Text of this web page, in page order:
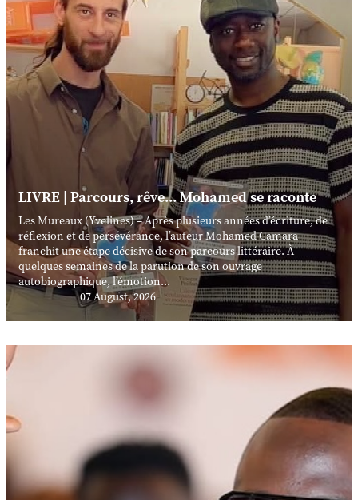
LIVRE | Parcours, rêve... Mohamed se raconte
Les Mureaux (Yvelines) – Après plusieurs années d’écriture, de
réflexion et de persévérance, l’auteur Mohamed Camara
franchit une étape décisive de son parcours littéraire. À
quelques semaines de la parution de son ouvrage
autobiographique, l’émotion...
07 August, 2026